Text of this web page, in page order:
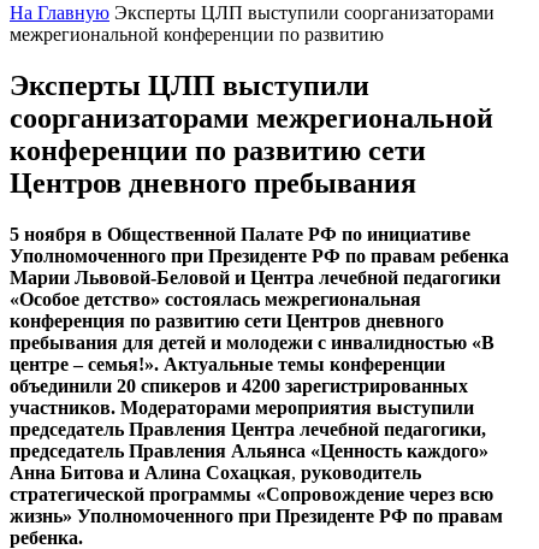
На Главную Эксперты ЦЛП выступили соорганизаторами
межрегиональной конференции по развитию
Эксперты ЦЛП выступили
соорганизаторами межрегиональной
конференции по развитию сети
Центров дневного пребывания
5 ноября в Общественной Палате РФ по инициативе
Уполномоченного при Президенте РФ по правам ребенка
Марии Львовой-Беловой и Центра лечебной педагогики
«Особое детство» состоялась межрегиональная
конференция по развитию сети Центров дневного
пребывания для детей и молодежи с инвалидностью «В
центре – семья!». Актуальные темы конференции
объединили 20 спикеров и 4200 зарегистрированных
участников. Модераторами мероприятия выступили
председатель Правления Центра лечебной педагогики,
председатель Правления Альянса «Ценность каждого»
Анна Битова и Алина Сохацкая, руководитель
стратегической программы «Сопровождение через всю
жизнь» Уполномоченного при Президенте РФ по правам
ребенка.